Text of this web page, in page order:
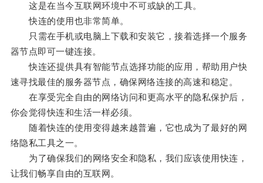
这是在当今互联网环境中不可或缺的工具。
快连的使用也非常简单。
只需在手机或电脑上下载和安装它，接着选择一个服务
器节点即可一键连接。
快连还提供具有智能节点选择功能的应用，帮助用户快
速寻找最佳的服务器节点，确保网络连接的高速和稳定。
在享受完全自由的网络访问和更高水平的隐私保护后，
你会觉得快连和生活一样必须。
随着快连的使用变得越来越普遍，它也成为了最好的网
络隐私工具之一。
为了确保我们的网络安全和隐私，我们应该使用快连，
让我们畅享自由的互联网。